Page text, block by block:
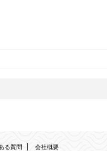
る質問 会社概要